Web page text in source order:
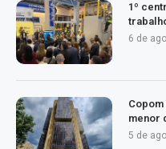
1º
6 de
Copom
menor
5 de